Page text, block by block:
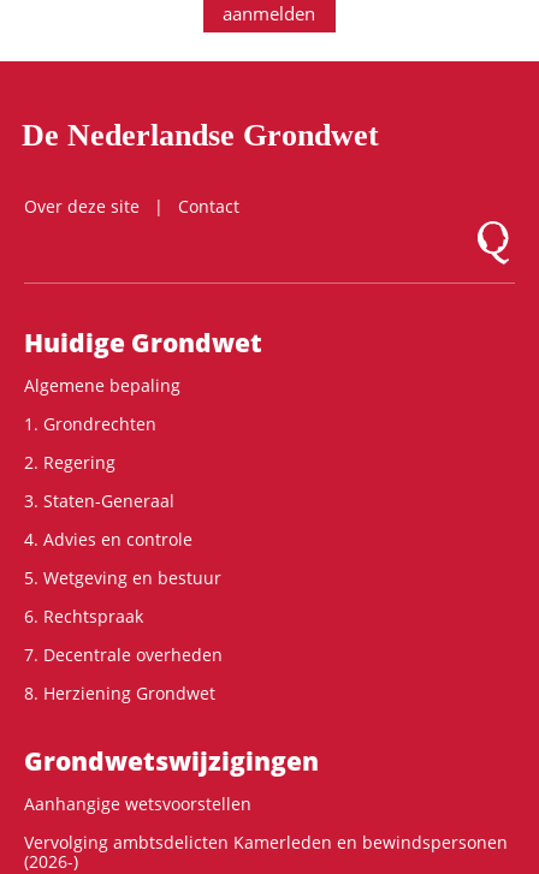
aanmelden
De Nederlandse Grondwet
Over deze site
Contact
Logo
Hoofdnavigatie
Huidige Grondwet
Algemene bepaling
1. Grondrechten
2. Regering
3. Staten-Generaal
4. Advies en controle
5. Wetgeving en bestuur
6. Rechtspraak
7. Decentrale overheden
8. Herziening Grondwet
Grondwets­wijzigingen
Aanhangige wetsvoorstellen
Vervolging ambtsdelicten Kamerleden en bewindspersonen
(2026-)